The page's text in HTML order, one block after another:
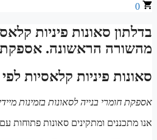
0
בדלתון סאונות פיניות
מהשורה הראשונה. אספקת
סאונות פיניות קלאסיות
אספקת חומרי בנייה לסאונות בזמינות
אנו מתכננים ומתקינים סאונות פתוחות